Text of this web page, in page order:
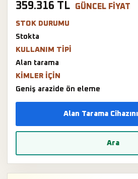
359.316 TL GÜNCEL FIYAT
STOK DURUMU
Stokta
KULLANIM TIPI
Alan tarama
KIMLER IÇIN
Geniş arazide ön eleme
Alan Tarama
Ara